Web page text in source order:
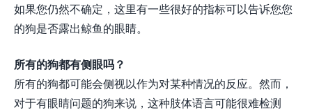
如果您仍然不确定，这里有一些很好的指标可以告诉您您
的狗是否露出鲸鱼的眼睛。
所有的狗都有侧眼吗？
所有的狗都可能会侧视以作为对某种情况的反应。然而，
对于有眼睛问题的狗来说，这种肢体语言可能很难检测